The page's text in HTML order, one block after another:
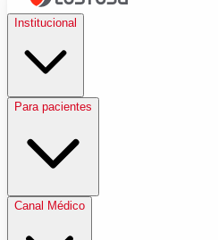
Institucional
Para pacientes
Canal Médico